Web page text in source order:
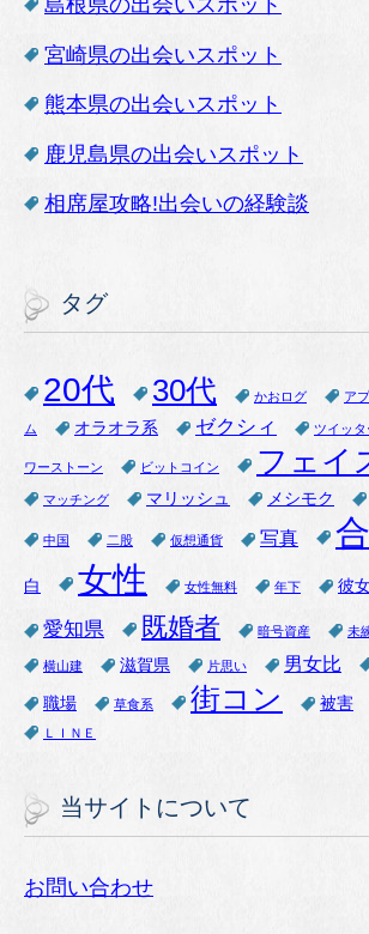
島根県の出会いスポット
宮崎県の出会いスポット
熊本県の出会いスポット
鹿児島県の出会いスポット
相席屋攻略!出会いの経験談
タグ
20代 30代 かおログ ア
ム オラオラ系 ゼクシィ ツイッタ
ワーストーン ビットコイン フェイ
マッチング マリッシュ メシモク
中国 二股 仮想通貨 写真
白 女性 女性無料 年下 彼
愛知県 既婚者 暗号資産 未
横山建 滋賀県 片思い 男女比
職場 草食系 街コン 被害
ＬＩＮＥ
当サイトについて
お問い合わせ